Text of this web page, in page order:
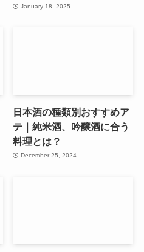
January 18, 2025
日本酒の種類別おすすめア
テ｜純米酒、吟醸酒に合う
料理とは？
December 25, 2024